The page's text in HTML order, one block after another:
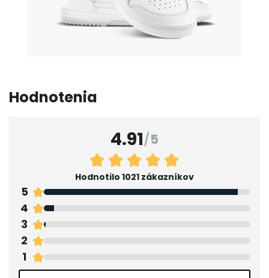
Hodnotenia
4.91/5
Hodnotilo 1021 zákazníkov
5
4
3
2
1